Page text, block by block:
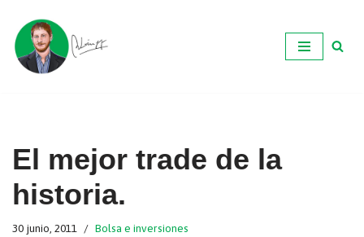
Ir
al
El mejor trade de la
historia.
30 junio, 2011 Bolsa e inversiones